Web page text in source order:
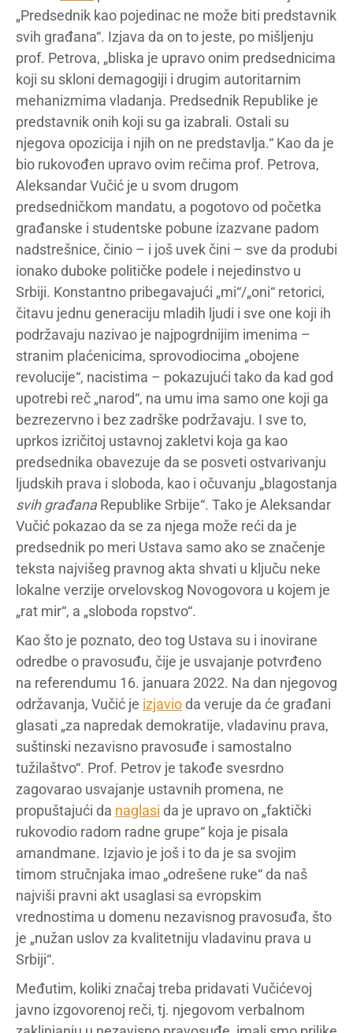
„Predsednik kao pojedinac ne može biti predstavnik
svih građana“. Izjava da on to jeste, po mišljenju
prof. Petrova, „bliska je upravo onim predsednicima
koji su skloni demagogiji i drugim autoritarnim
mehanizmima vladanja. Predsednik Republike je
predstavnik onih koji su ga izabrali. Ostali su
njegova opozicija i njih on ne predstavlja.“ Kao da je
bio rukovođen upravo ovim rečima prof. Petrova,
Aleksandar Vučić je u svom drugom
predsedničkom mandatu, a pogotovo od početka
građanske i studentske pobune izazvane padom
nadstrešnice, činio – i još uvek čini – sve da produbi
ionako duboke političke podele i nejedinstvo u
Srbiji. Konstantno pribegavajući „mi“/„oni“ retorici,
čitavu jednu generaciju mladih ljudi i sve one koji ih
podržavaju nazivao je najpogrdnijim imenima –
stranim plaćenicima, sprovodiocima „obojene
revolucije“, nacistima – pokazujući tako da kad god
upotrebi reč „narod“, na umu ima samo one koji ga
bezrezervno i bez zadrške podržavaju. I sve to,
uprkos izričitoj ustavnoj zakletvi koja ga kao
predsednika obavezuje da se posveti ostvarivanju
ljudskih prava i sloboda, kao i očuvanju „blagostanja
svih građanaRepublike Srbije“. Tako je Aleksandar
Vučić pokazao da se za njega može reći da je
predsednik po meri Ustava samo ako se značenje
teksta najvišeg pravnog akta shvati u ključu neke
lokalne verzije orvelovskog Novogovora u kojem je
„rat mir“, a „sloboda ropstvo“.
Kao što je poznato, deo tog Ustava su i inovirane
odredbe o pravosuđu, čije je usvajanje potvrđeno
na referendumu 16. januara 2022. Na dan njegovog
održavanja, Vučić je izjavio da veruje da će građani
glasati „za napredak demokratije, vladavinu prava,
suštinski nezavisno pravosuđe i samostalno
tužilaštvo“. Prof. Petrov je takođe svesrdno
zagovarao usvajanje ustavnih promena, ne
propuštajući da naglasi da je upravo on „faktički
rukovodio radom radne grupe“ koja je pisala
amandmane. Izjavio je još i to da je sa svojim
timom stručnjaka imao „odrešene ruke“ da naš
najviši pravni akt usaglasi sa evropskim
vrednostima u domenu nezavisnog pravosuđa, što
je „nužan uslov za kvalitetniju vladavinu prava u
Srbiji“.
Međutim, koliki značaj treba pridavati Vučićevoj
javno izgovorenoj reči, tj. njegovom verbalnom